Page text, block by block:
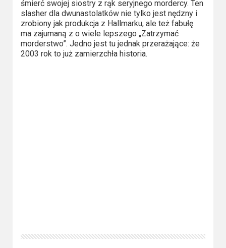
śmierć swojej siostry z rąk seryjnego mordercy. Ten
slasher dla dwunastolatków nie tylko jest nędzny i
zrobiony jak produkcja z Hallmarku, ale też fabułę
ma zajumaną z o wiele lepszego „Zatrzymać
morderstwo”. Jedno jest tu jednak przerażające: że
2003 rok to już zamierzchła historia.